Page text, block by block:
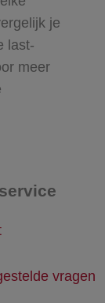
je
last-
meer
vragen